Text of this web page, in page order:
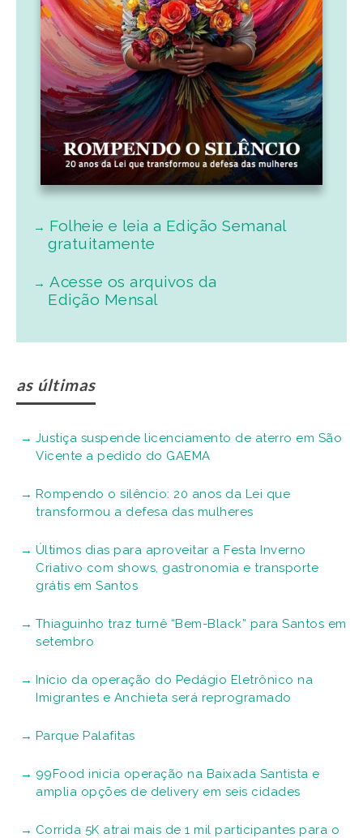
Folheie e leia a Edição Semanal
gratuitamente
Acesse os arquivos da
Edição Mensal
as últimas
Justiça suspende licenciamento de aterro em São
Vicente a pedido do GAEMA
Rompendo o silêncio: 20 anos da Lei que
transformou a defesa das mulheres
Últimos dias para aproveitar a Festa Inverno
Criativo com shows, gastronomia e transporte
grátis em Santos
Thiaguinho traz turnê “Bem-Black” para Santos em
setembro
Início da operação do Pedágio Eletrônico na
Imigrantes e Anchieta será reprogramado
Parque Palafitas
99Food inicia operação na Baixada Santista e
amplia opções de delivery em seis cidades
Corrida 5K atrai mais de 1 mil participantes para o